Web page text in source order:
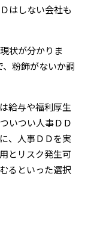
はしない会社も
状が分かりま
粉飾がないか調
給与や福利厚生
いつい人事ＤＤ
、人事ＤＤを実
とリスク発生可
るといった選択